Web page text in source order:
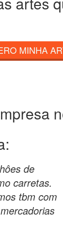
MINHA
de
carretas.
tbm com